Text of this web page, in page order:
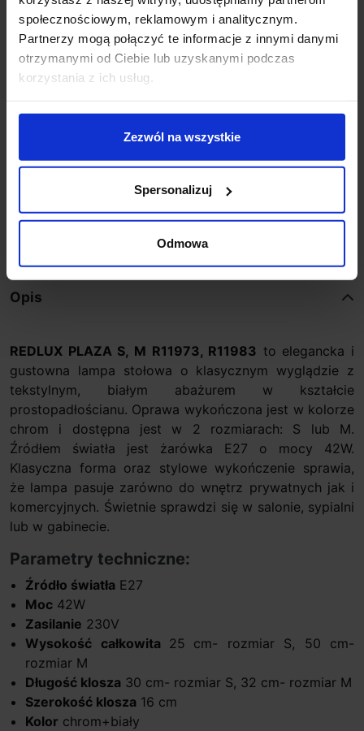
społecznościowym, reklamowym i analitycznym.
Partnerzy mogą połączyć te informacje z innymi danymi
otrzymanymi od Ciebie lub uzyskanymi podczas
korzystania z ich usług.
Zezwól na wszystkie
Spersonalizuj
Odmowa
odpowiedzi na e-maile od 8:00 do 22:00.
phone +48 694 000 777,+48 799 220 777
email sklep@salonled.pl
Zapytaj o produkt
Opis
REDLUX PLAZA S, M R11973, R11983 to elegancka i
gustowna lampa stołowa o klasycznym wyglądzie z
tekstylnym, białym abażurem w kształcie
prostopadłościanu. Oprawa wykończona jest w kolorze
chrom i dostępna jest w 2 rozmiarach: S lub M.
Źródłem światła jest żarówka E27 o mocy 42W.
Klasyczna forma oraz stylowe wykończenie sprawia,
że lampa pasuje zarówno do wnętrz prywatnych jak i
komercyjnych. Świetnie sprawdzi się w salonie, sypialni
lub w gabinecie.
Parametry techniczne:
Źródło światła E27
Moc 42W
Zasilanie 230V
Wysokość całkowita 25 cm- rozmiar S, 50 cm-
rozmiar M
Długość klosza 30 cm- rozmiar S, 32 cm- rozmiar M
Szerokość klosza 16 cm
Kolor chrom+biały